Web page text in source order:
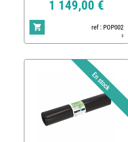
1 149,00 €
ref : POP002
3